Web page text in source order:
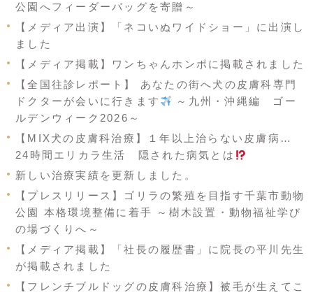
公園へフィーダーバッグを寄贈～
【メディア出演】「ネコいぬワイドショー」に出演し
ました
【メディア掲載】ワンちゃんホンポに掲載されました
【全国往診レポート】 あなたの街へ犬の皮膚科専門
ドクターが会いに行きます
～九州・沖縄編 ゴー
ルデンウィーク2026～
【MIX犬の皮膚科治療】１年以上治らない皮膚病…
24時間エリカラ生活 隠された病気とは
新しい治療実績を更新しました。
【プレスリリース】ゴリラの繁殖を目指す千葉市動物
公園 本格環境整備に着手 ～樹木設置・動物福祉学び
の場づくりへ～
【メディア掲載】「社長の履歴書」に院長の平川先生
が掲載されました
【フレンチブルドッグの皮膚科治療】被毛が生えてこ